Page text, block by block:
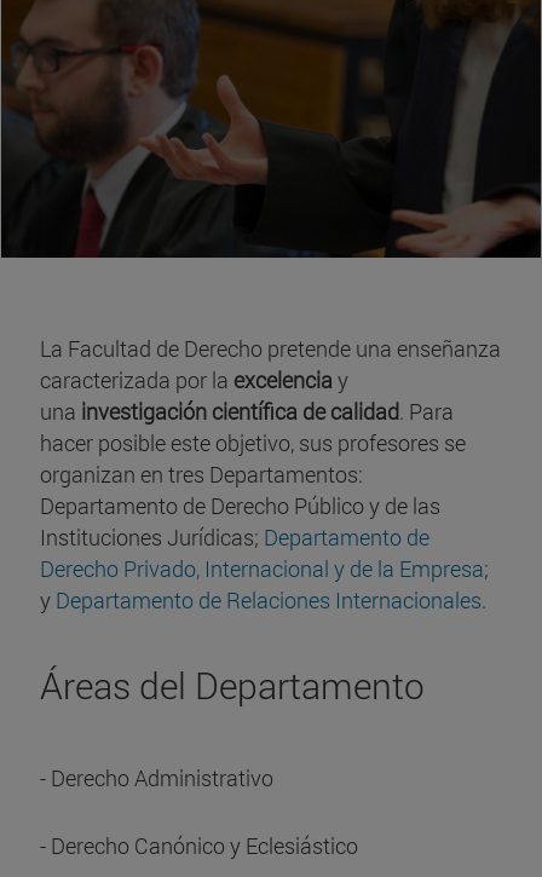
La Facultad de Derecho pretende una enseñanza
caracterizada por la excelenciay
una investigación científica de calidad. Para
hacer posible este objetivo, sus profesores se
organizan en tres Departamentos:
Departamento de Derecho Público y de las
Instituciones Jurídicas; Departamento de
Derecho Privado, Internacional y de la Empresa;
y Departamento de Relaciones Internacionales.
Áreas del Departamento
- Derecho Administrativo
- Derecho Canónico y Eclesiástico